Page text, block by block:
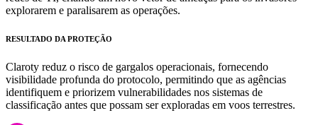
explorarem e paralisarem as operações.
RESULTADO DA PROTEÇÃO
Claroty reduz o risco de gargalos operacionais, fornecendo
visibilidade profunda do protocolo, permitindo que as agências
identifiquem e priorizem vulnerabilidades nos sistemas de
classificação antes que possam ser exploradas em voos terrestres.